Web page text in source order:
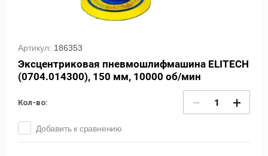
Артикул: 186353
Эксцентриковая пневмошлифмашина ELITECH
(0704.014300), 150 мм, 10000 об/мин
Кол-во: − +
Добавить к сравнению